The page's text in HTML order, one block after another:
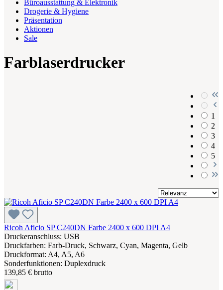
Büroausstattung & Elektronik
Drogerie & Hygiene
Präsentation
Aktionen
Sale
Farblaserdrucker
1
2
3
4
5
Ricoh Aficio SP C240DN Farbe 2400 x 600 DPI A4
Druckeranschluss: USB
Druckfarben: Farb-Druck, Schwarz, Cyan, Magenta, Gelb
Druckformat: A4, A5, A6
Sonderfunktionen: Duplexdruck
139,85 € brutto